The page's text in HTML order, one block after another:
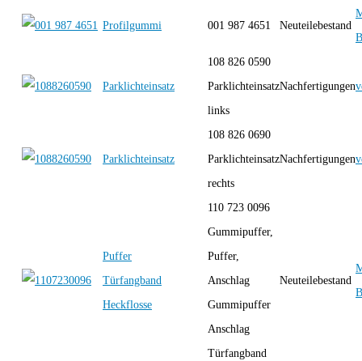
Profilgummi 001 987 4651 Neuteilebestand
Parklichteinsatz
108 826 0590
Parklichteinsatz
links
Nachfertigungen
Parklichteinsatz
108 826 0690
Parklichteinsatz
rechts
Nachfertigungen
Puffer
Türfangband
Heckflosse
110 723 0096
Gummipuffer,
Puffer,
Anschlag
Gummipuffer
Anschlag
Türfangband
Neuteilebestand